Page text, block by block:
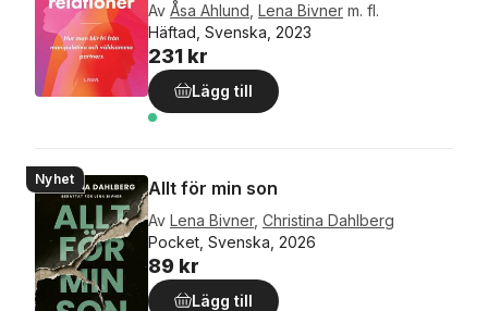
Av Åsa Ahlund Lena Bivner m. fl.
Häftad, Svenska, 2023
231 kr
Lägg till
Nyhet Allt för min son
Av Lena Bivner, Christina Dahlberg
Pocket, Svenska, 2026
89 kr
Lägg till